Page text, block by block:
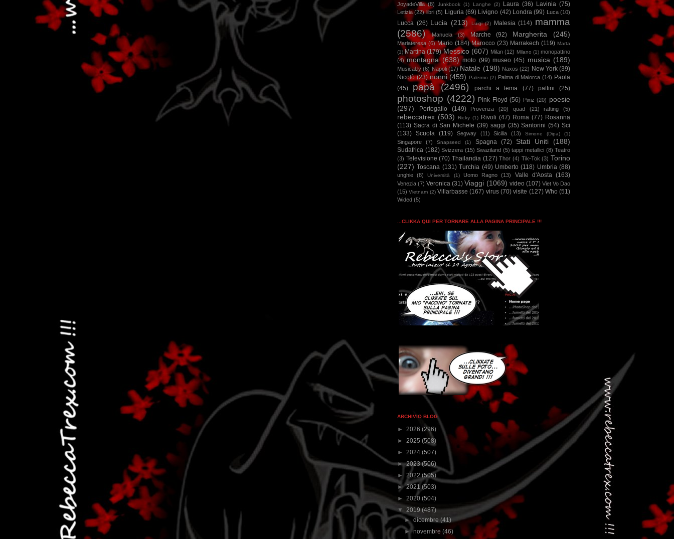
JoyadeVilla (8) Junkbook (1) Langhe (2) Laura (36) Lavinia (75)
Letizia (22) libri (5) Liguria (69) Livigno (42) Londra (99) Luca (10)
Lucca (26) Lucia (213) Luigi (2) Malesia (114) mamma
(2586)
Manuela (3) Marche (92) Margherita (245)
Mariateresa (6) Mario (184) Marocco (23) Marrakech (119) Marta
(1) Martina (179) Messico (607) Milan (12) Milano (1) monopattino
(4) montagna (638) moto (99) museo (45) musica (189)
Musical.ly (6) Napoli (17) Natale (198) Naxos (22) New York (39)
Nicolò (23) nonni (459) Palermo (2) Palma di Maiorca (14) Paola
(45)
papà (2496) parchi a tema (77) pattini (25)
photoshop (4222) Pink Floyd (56) Pixiz (20) poesie
(297)
Portogallo (149) Provenza (20) quad (21) rafting (5)
rebeccatrex (503) Ricky (1) Rivoli (47) Roma (77) Rosanna
(113) Sacra di San Michele (39) saggi (35) Santorini (54) Sci
(133) Scuola (119) Segway (11) Sicilia (13) Simone (Dipa) (1)
Singapore (7) Snapseed (1) Spagna (72) Stati Uniti (188)
Sudafrica (182) Svizzera (15) Swaziland (5) tappi metallici (8) Teatro
(3) Televisione (70) Thailandia (127) Thor (4) Tik-Tok (3) Torino
(227) Toscana (131) Turchia (49) Umberto (118) Umbria (88)
unghie (8) Università (1) Uomo Ragno (13) Valle d'Aosta (163)
Venezia (7) Veronica (31) Viaggi (1069) video (107) Viet Vo Dao
(15) Vietnam (2) Villarbasse (167) virus (70) visite (127) Who (51)
Wided (5)
...CLIKKA QUI PER TORNARE ALLA PAGINA PRINCIPALE !!!
ARCHIVIO BLOG
► 2026 (296)
► 2025 (508)
► 2024 (507)
►2023(506)
► 2022(505)
►2021(503)
► 2020 (504)
▼ 2019(487)
►dicembre(41)
►novembre(46)